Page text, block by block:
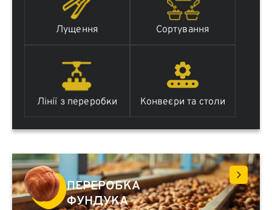
Лущення Сортування
Лінії з переробки Конвеєри та столи
ПЕРЕРОБКА
ФУНДУКА